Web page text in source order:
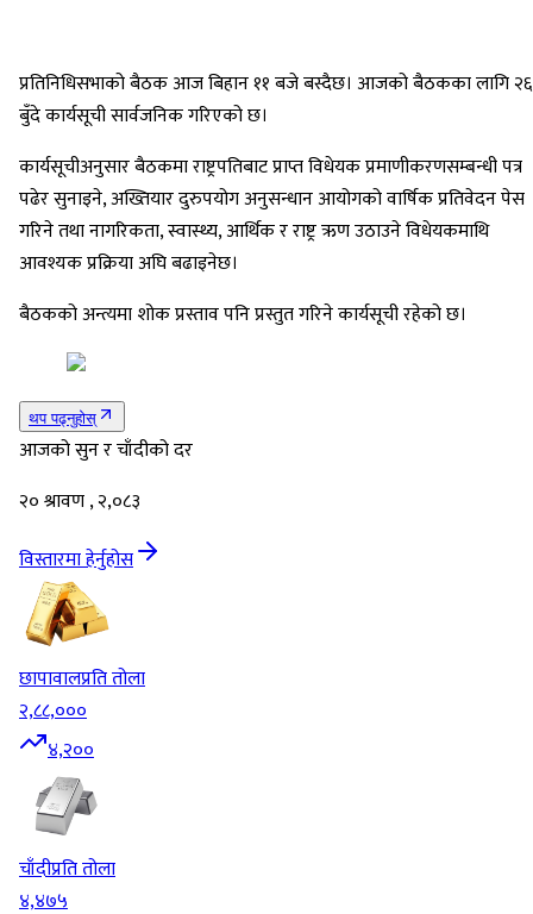
प्रतिनिधिसभाको बैठक आज बिहान ११ बजे बस्दैछ। आजको बैठकका लागि २६
बुँदे कार्यसूची सार्वजनिक गरिएको छ।
कार्यसूचीअनुसार बैठकमा राष्ट्रपतिबाट प्राप्त विधेयक प्रमाणीकरणसम्बन्धी पत्र
पढेर सुनाइने, अख्तियार दुरुपयोग अनुसन्धान आयोगको वार्षिक प्रतिवेदन पेस
गरिने तथा नागरिकता, स्वास्थ्य, आर्थिक र राष्ट्र ऋण उठाउने विधेयकमाथि
आवश्यक प्रक्रिया अघि बढाइनेछ।
बैठकको अन्त्यमा शोक प्रस्ताव पनि प्रस्तुत गरिने कार्यसूची रहेको छ।
थप पढ्नुहोस्
आजको सुन र चाँदीको दर
२० श्रावण , २,०८३
विस्तारमा हेर्नुहोस
छापावालप्रति तोला
२,८८,०००
४,२००
चाँदीप्रति तोला
४,४७५